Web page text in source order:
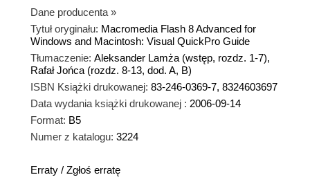
Dane producenta »
Tytuł oryginału: Macromedia Flash 8 Advanced for
Windows and Macintosh: Visual QuickPro Guide
Tłumaczenie: Aleksander Lamża (wstęp, rozdz. 1-7),
Rafał Jońca (rozdz. 8-13, dod. A, B)
ISBN Książki drukowanej: 83-246-0369-7, 8324603697
Data wydania książki drukowanej : 2006-09-14
Format: B5
Numer z katalogu: 3224
Erraty / Zgłoś erratę